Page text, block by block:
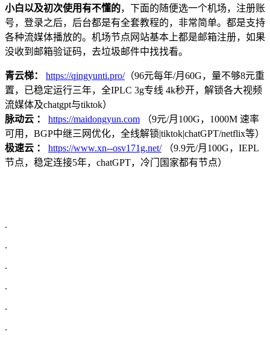
小白以及初次使用有不懂的，下面的随便选一个机场，注册账
号，登录之后，后台都是有全套教程的，非常简单。都是支持
各种流媒体播放的。机场节点网站基本上都是邮箱注册，如果
没收到邮箱验证码，去垃圾邮件中找找看。
青云梯： https://qingyunti.pro/（96元每年/月60G，量不够8元重
置，已稳定运行三年，全IPLC 3g专线 4k秒开，解锁各大视频
流媒体及chatgpt与tiktok）
脉动云 ：
https://maidongyun.com （9元/月100G，1000M 速率
可用，BGP中继三网优化，全线解锁|tiktok|chatGPT/netflix等）
极速云 ：
https://www.xn--osv171g.net/（9.9元/月100G，IEPL
节点，稳定连接5年，chatGPT，冷门国家都有节点）
.
.
.
.
.
.